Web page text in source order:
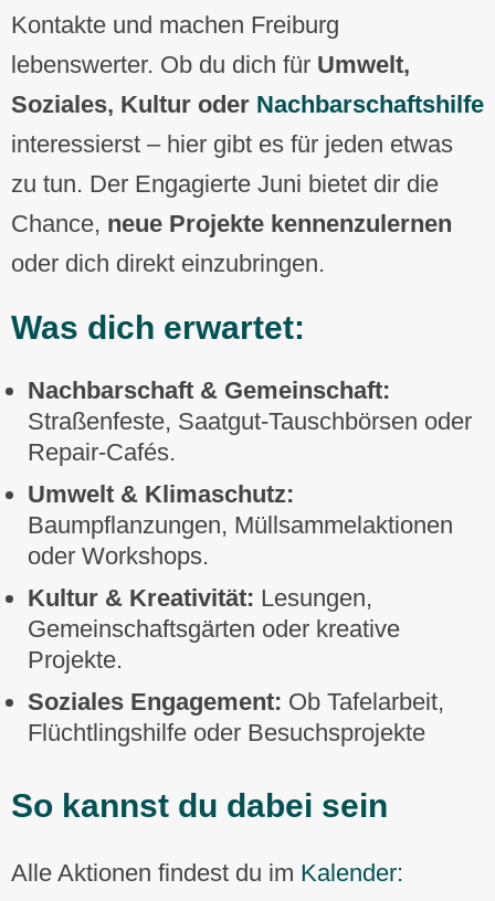
Kontakte und machen Freiburg
lebenswerter. Ob du dich für Umwelt,
Soziales, Kultur oder Nachbarschaftshilfe
interessierst – hier gibt es für jeden etwas
zu tun. Der Engagierte Juni bietet dir die
Chance, neue Projekte kennenzulernen
oder dich direkt einzubringen.
Was dich erwartet:
Nachbarschaft & Gemeinschaft:
Straßenfeste, Saatgut-Tauschbörsen oder
Repair-Cafés.
Umwelt & Klimaschutz:
Baumpflanzungen, Müllsammelaktionen
oder Workshops.
Kultur & Kreativität: Lesungen,
Gemeinschaftsgärten oder kreative
Projekte.
Soziales Engagement: Ob Tafelarbeit,
Flüchtlingshilfe oder Besuchsprojekte
So kannst du dabei sein
Alle Aktionen findest du im Kalender: